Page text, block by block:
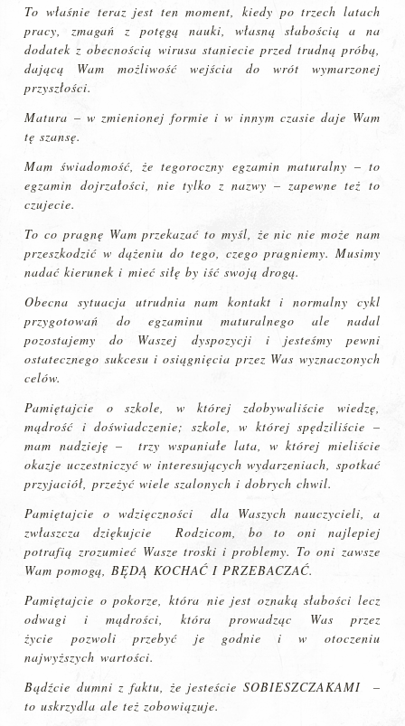
To właśnie teraz jest ten moment, kiedy po trzech latach
pracy, zmagań z potęgą nauki, własną słabością a na
dodatek z obecnością wirusa staniecie przed trudną próbą,
dającą Wam możliwość wejścia do wrót wymarzonej
przyszłości.
Matura – w zmienionej formie i w innym czasie daje Wam
tę szansę.
Mam świadomość, że tegoroczny egzamin maturalny – to
egzamin dojrzałości, nie tylko z nazwy – zapewne też to
czujecie.
To co pragnę Wam przekazać to myśl, że nic nie może nam
przeszkodzić w dążeniu do tego, czego pragniemy. Musimy
nadać kierunek i mieć siłę by iść swoją drogą.
Obecna sytuacja utrudnia nam kontakt i normalny cykl
przygotowań do egzaminu maturalnego ale nadal
pozostajemy do Waszej dyspozycji i jesteśmy pewni
ostatecznego sukcesu i osiągnięcia przez Was wyznaczonych
celów.
Pamiętajcie o szkole, w której zdobywaliście wiedzę,
mądrość i doświadczenie; szkole, w której spędziliście –
mam nadzieję – trzy wspaniałe lata, w której mieliście
okazje uczestniczyć w interesujących wydarzeniach, spotkać
przyjaciół, przeżyć wiele szalonych i dobrych chwil.
Pamiętajcie o wdzięczności dla Waszych nauczycieli, a
zwłaszcza dziękujcie Rodzicom, bo to oni najlepiej
potrafią zrozumieć Wasze troski i problemy. To oni zawsze
Wam pomogą, BĘDĄ KOCHAĆ I PRZEBACZAĆ.
Pamiętajcie o pokorze, która nie jest oznaką słabości lecz
odwagi i mądrości, która prowadząc Was przez
życie pozwoli przebyć je godnie i w otoczeniu
najwyższych wartości.
Bądźcie dumni z faktu, że jesteście SOBIESZCZAKAMI –
to uskrzydla ale też zobowiązuje.